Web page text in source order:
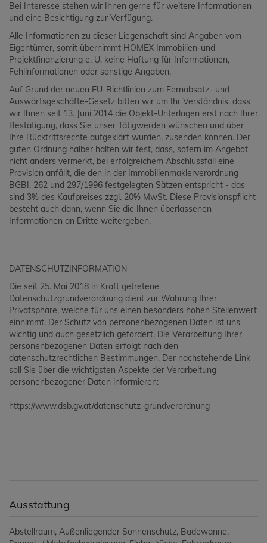
Bei Interesse stehen wir Ihnen gerne für weitere Informationen
und eine Besichtigung zur Verfügung.
Alle Informationen zu dieser Liegenschaft sind Angaben vom
Eigentümer, somit übernimmt HOMEX Immobilien-und
Projektfinanzierung e. U. keine Haftung für Informationen,
Fehlinformationen oder sonstige Angaben.
Auf Grund der neuen EU-Richtlinien zum Fernabsatz- und
Auswärtsgeschäfte-Gesetz bitten wir um Ihr Verständnis, dass
wir Ihnen seit 13. Juni 2014 die Objekt-Unterlagen erst nach Ihrer
Bestätigung, dass Sie unser Tätigwerden wünschen und über
Ihre Rücktrittsrechte aufgeklärt wurden, zusenden können. Der
guten Ordnung halber halten wir fest, dass, sofern im Angebot
nicht anders vermerkt, bei erfolgreichem Abschlussfall eine
Provision anfällt, die den in der Immobilienmaklerverordnung
BGBI. 262 und 297/1996 festgelegten Sätzen entspricht - das
sind 3% des Kaufpreises zzgl. 20% MwSt. Diese Provisionspflicht
besteht auch dann, wenn Sie die Ihnen überlassenen
Informationen an Dritte weitergeben.
DATENSCHUTZINFORMATION
Die seit 25. Mai 2018 in Kraft getretene
Datenschutzgrundverordnung dient zur Wahrung Ihrer
Privatsphäre, welche für uns einen besonders hohen Stellenwert
einnimmt. Der Schutz von personenbezogenen Daten ist uns
wichtig und auch gesetzlich gefordert. Die Verarbeitung Ihrer
personenbezogenen Daten erfolgt nach den
datenschutzrechtlichen Bestimmungen. Der nachstehende Link
soll Sie über die wichtigsten Aspekte der Verarbeitung
personenbezogener Daten informieren:
https://www.dsb.gv.at/datenschutz-grundverordnung
Ausstattung
Abstellraum Außenliegender Sonnenschutz Badewanne